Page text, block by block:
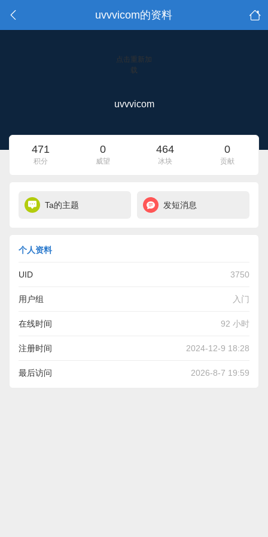
uvvvicom的资料
点击重新加
载
uvvvicom
471
积分
0
威望
464
冰块
0
贡献
Ta的主题 发短消息
个人资料
UID 3750
用户组 入门
在线时间 92 小时
注册时间 2024-12-9 18:28
最后访问 2026-8-7 19:59